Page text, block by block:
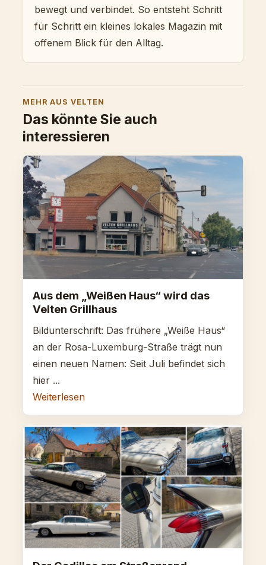
bewegt und verbindet. So entsteht Schritt
für Schritt ein kleines lokales Magazin mit
offenem Blick für den Alltag.
MEHR AUS VELTEN
Das könnte Sie auch
interessieren
Aus dem „Weißen Haus“ wird das
Velten Grillhaus
Bildunterschrift: Das frühere „Weiße Haus“
an der Rosa-Luxemburg-Straße trägt nun
einen neuen Namen: Seit Juli befindet sich
hier ...
Weiterlesen